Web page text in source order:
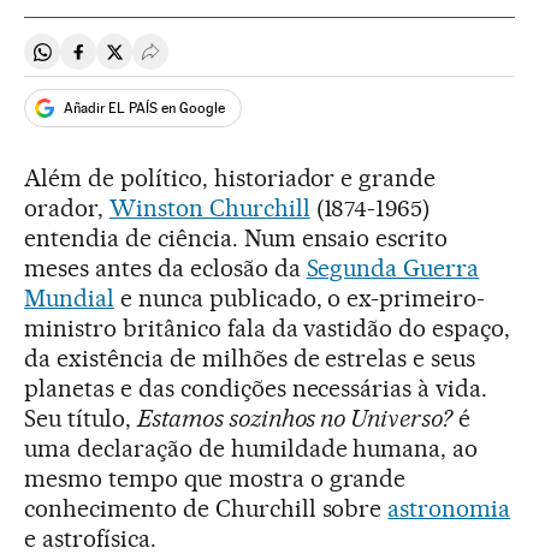
Compartir en Whatsapp
Compartir en Facebook
Compartir en Twitter
Desplegar Redes Sociales
Añadir EL PAÍS en Google
Além de político, historiador e grande
orador, Winston Churchill (1874-1965)
entendia de ciência. Num ensaio escrito
meses antes da eclosão da Segunda Guerra
Mundial e nunca publicado, o ex-primeiro-
ministro britânico fala da vastidão do espaço,
da existência de milhões de estrelas e seus
planetas e das condições necessárias à vida.
Seu título,Estamos sozinhos no Universo?é
uma declaração de humildade humana, ao
mesmo tempo que mostra o grande
conhecimento de Churchill sobre astronomia
e astrofísica.